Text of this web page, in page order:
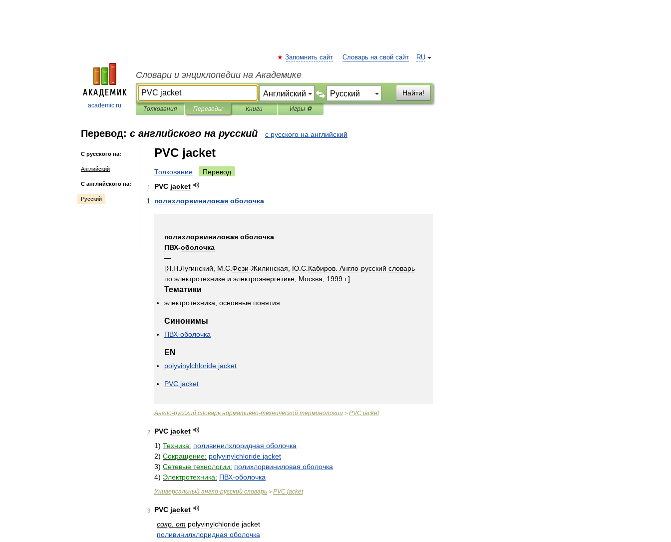
academic.ru
RU
Запомнить сайт Словарь на свой сайт
Словари и энциклопедии на Академике
Найти!
Толкования Переводы Книги Игры ⚽
Перевод: с английского на русский с русского на английский
С русского на:
Английский
С английского на:
Русский
PVC jacket
Толкование Перевод
1 PVC jacket
полихлорвиниловая оболочка
полихлорвиниловая оболочка
ПВХ-оболочка
—
[Я Н Лугинский М С Фези-Жилинская Ю С Кабиров Англо-русский словарь
по электротехнике и электроэнергетике Москва 1999 г.]
Тематики
электротехника основные понятия
Синонимы
ПВХ-оболочка
EN
polyvinylchloride jacket
PVC jacket
Англо-русский словарь нормативно-технической терминологии > PVC jacket
2 PVC jacket
1) Техника: поливинилхлоридная оболочка
2) Сокращение: polyvinylchloride jacket
3) Сетевые технологии: полихлорвиниловая оболочка
4) Электротехника: ПВХ-оболочка
Универсальный англо-русский словарь > PVC jacket
3 PVC jacket
сокр от polyvinylchloride jacket
поливинилхлоридная оболочка